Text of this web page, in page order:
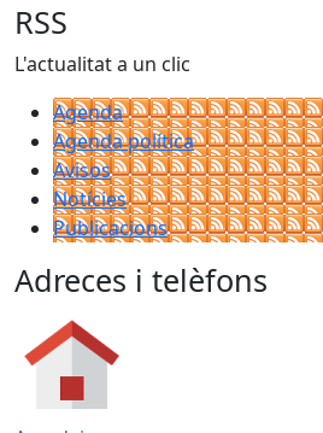
RSS
L'actualitat a un clic
Agenda
Agenda política
Avisos
Notícies
Publicacions
Adreces i telèfons